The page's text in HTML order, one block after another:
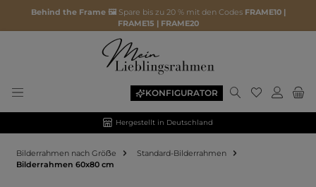
Behind the Frame 🖼️ Spare bis zu 20 % mit den Codes FRAME10 |
FRAME15 | FRAME20
KONFIGURATOR Du hast 0
Hergestellt in Deutschland
Bilderrahmen nach Gröẞe
Standard-Bilderrahmen
Bilderrahmen 60x80 cm